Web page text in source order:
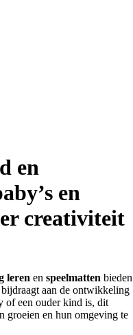
en
en
creativiteit
leren en speelmatten bieden
aan de ontwikkeling
of een ouder kind is, dit
groeien en hun omgeving te